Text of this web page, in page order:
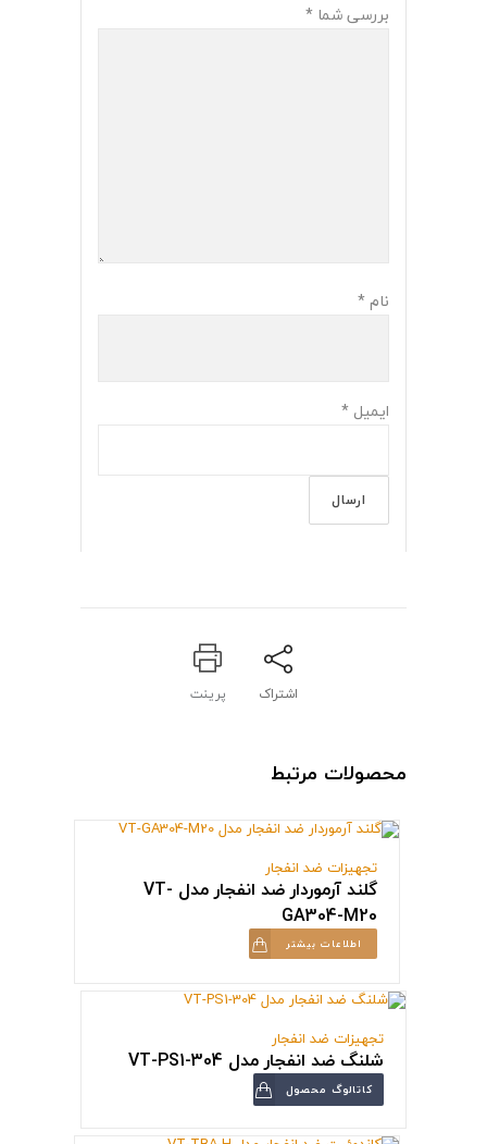
بررسی شما *
نام*
ایمیل *
اشتراک پرینت
محصولات مرتبط
تجهیزات ضد انفجار
گلند آرموردار ضد انفجار مدل VT-
GA304-M20
اطلاعات بیشتر
تجهیزات ضد انفجار
شلنگ ضد انفجار مدل VT-PS1-304
کاتالوگ محصول